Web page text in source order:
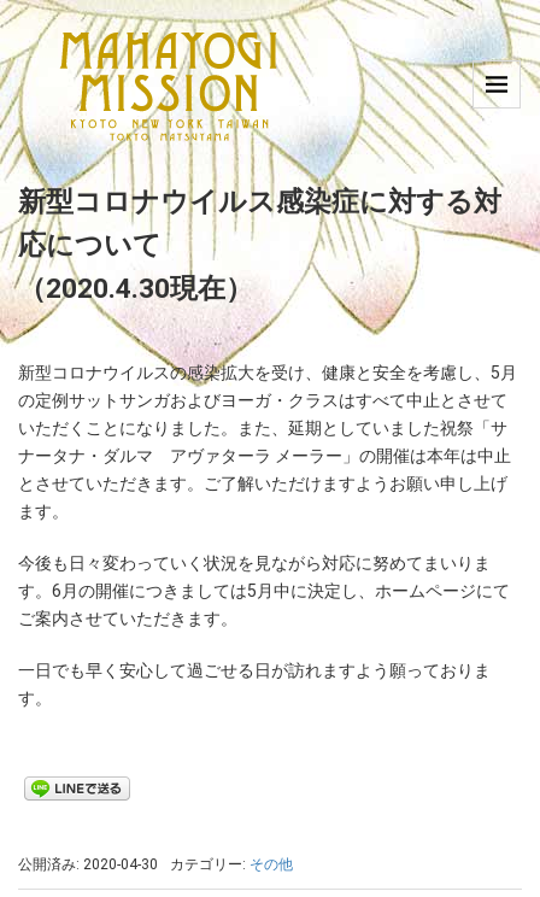
新型コロナウイルス感染症に対する対
応について
（2020.4.30現在）
新型コロナウイルスの感染拡大を受け、健康と安全を考慮し、5月
の定例サットサンガおよびヨーガ・クラスはすべて中止とさせて
いただくことになりました。また、延期としていました祝祭「サ
ナータナ・ダルマ アヴァターラ メーラー」の開催は本年は中止
とさせていただきます。ご了解いただけますようお願い申し上げ
ます。
今後も日々変わっていく状況を見ながら対応に努めてまいりま
す。6月の開催につきましては5月中に決定し、ホームページにて
ご案内させていただきます。
一日でも早く安心して過ごせる日が訪れますよう願っておりま
す。
公開済み: 2020-04-30 カテゴリー: その他